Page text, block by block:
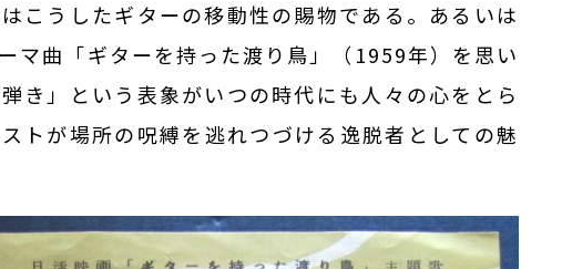
こうしたギターの移動性の賜物である。あるいは
マ曲「ギターを持った渡り鳥」（1959年）を思い
き」という表象がいつの時代にも人々の心をとら
トが場所の呪縛を逃れつづける逸脱者としての魅